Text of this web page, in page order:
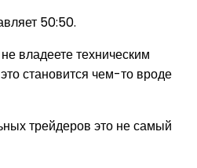
50:50.
владеете техническим
становится чем-то вроде
трейдеров это не самый